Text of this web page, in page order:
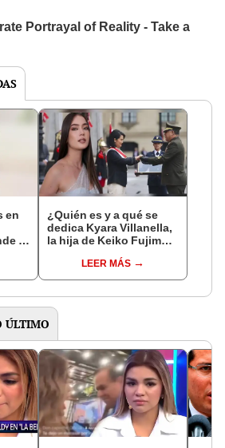
en
la
¿Quién es y a qué se
dedica Kyara Villanella,
la hija de Keiko Fujimori
nivel nacional?
LEER MÁS
ÚLTIMO